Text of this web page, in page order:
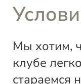
Мы хотим,
клубе
стараемся